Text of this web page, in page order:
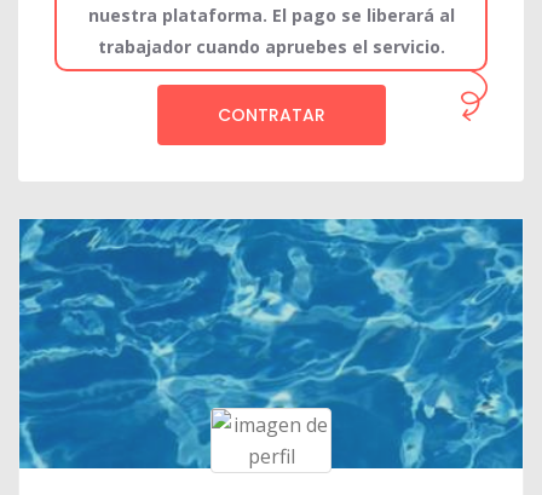
nuestra plataforma. El pago se liberará al
trabajador cuando apruebes el servicio.
CONTRATAR